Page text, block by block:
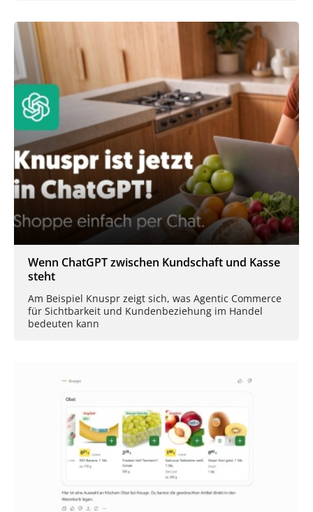
Wenn ChatGPT zwischen Kundschaft und Kasse
steht
Am Beispiel Knuspr zeigt sich, was Agentic Commerce
für Sichtbarkeit und Kundenbeziehung im Handel
bedeuten kann